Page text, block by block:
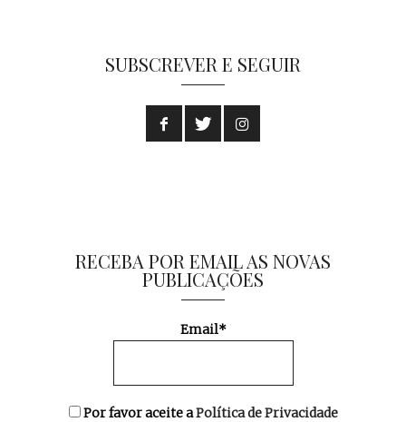
SUBSCREVER E SEGUIR
RECEBA POR EMAIL AS NOVAS
PUBLICAÇÕES
Email*
Por favor aceite aPolítica de Privacidade